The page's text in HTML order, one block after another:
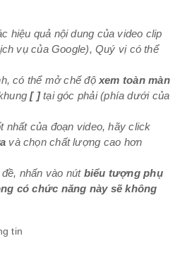
hiệu quả nội dung của video clip
vụ của Google), Quý vị có thể
có thể mở chế độ xem toàn màn
[ ] tại góc phải (phía dưới của
nhất của đoạn video, hãy click
và chọn chất lượng cao hơn
nhấn vào nút biểu tượng phụ
có chức năng này sẽ không
tin